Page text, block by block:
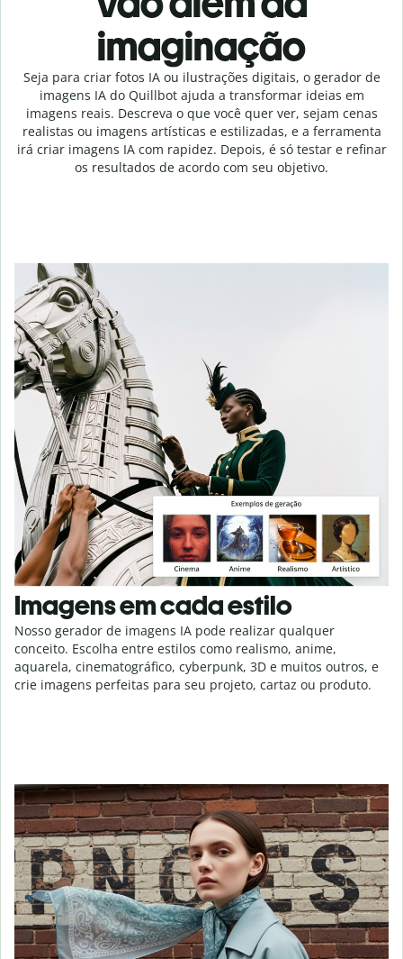
imaginação
Seja para criar fotos IA ou ilustrações digitais, o gerador de
imagens IA do Quillbot ajuda a transformar ideias em
imagens reais. Descreva o que você quer ver, sejam cenas
realistas ou imagens artísticas e estilizadas, e a ferramenta
irá criar imagens IA com rapidez. Depois, é só testar e refinar
os resultados de acordo com seu objetivo.
Imagens em cada estilo
Nosso gerador de imagens IA pode realizar qualquer
conceito. Escolha entre estilos como realismo, anime,
aquarela, cinematográfico, cyberpunk, 3D e muitos outros, e
crie imagens perfeitas para seu projeto, cartaz ou produto.